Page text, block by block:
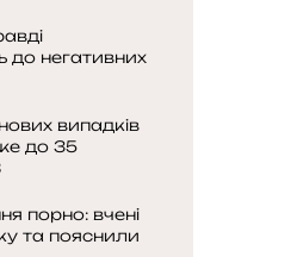
до негативних
випадків
до 35
порно: вчені
та пояснили